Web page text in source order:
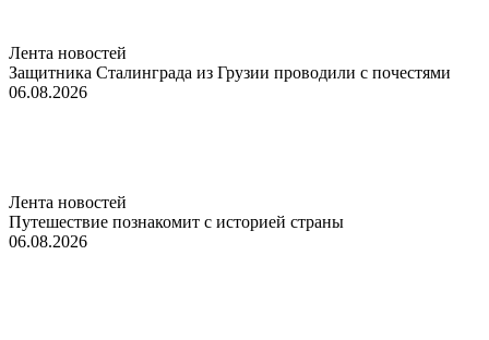
Лента новостей
Защитника Сталинграда из Грузии проводили с почестями
06.08.2026
Лента новостей
Путешествие познакомит с историей страны
06.08.2026